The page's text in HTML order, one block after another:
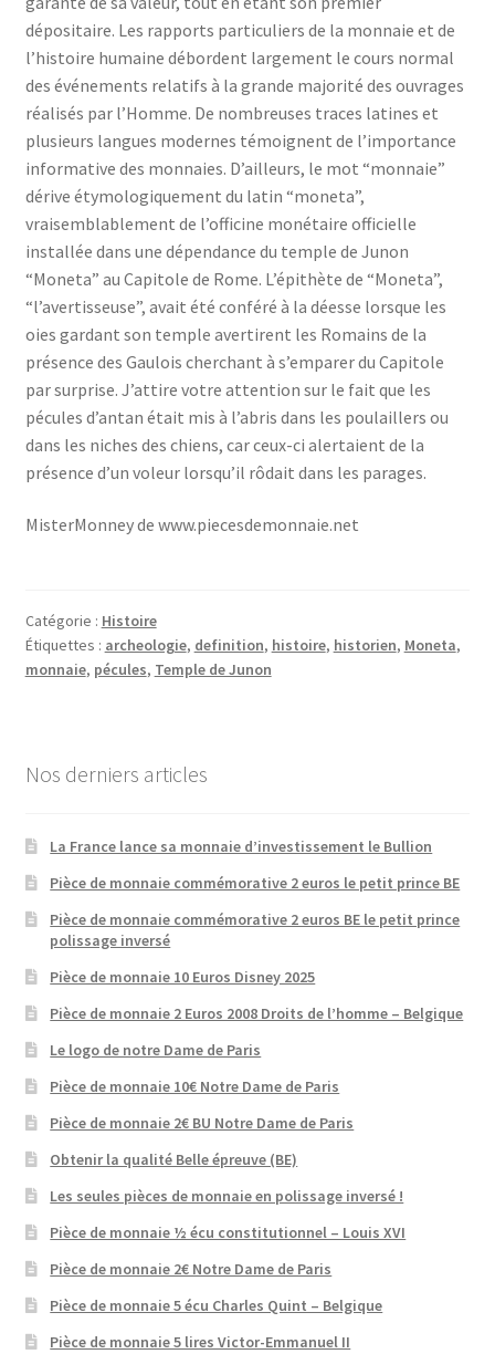
dépositaire. Les rapports particuliers de la monnaie et de
l’histoire humaine débordent largement le cours normal
des événements relatifs à la grande majorité des ouvrages
réalisés par l’Homme. De nombreuses traces latines et
plusieurs langues modernes témoignent de l’importance
informative des monnaies. D’ailleurs, le mot “monnaie”
dérive étymologiquement du latin “moneta”,
vraisemblablement de l’officine monétaire officielle
installée dans une dépendance du temple de Junon
“Moneta” au Capitole de Rome. L’épithète de “Moneta”,
“l’avertisseuse”, avait été conféré à la déesse lorsque les
oies gardant son temple avertirent les Romains de la
présence des Gaulois cherchant à s’emparer du Capitole
par surprise. J’attire votre attention sur le fait que les
pécules d’antan était mis à l’abris dans les poulaillers ou
dans les niches des chiens, car ceux-ci alertaient de la
présence d’un voleur lorsqu’il rôdait dans les parages.
MisterMonney de www.piecesdemonnaie.net
Catégorie : Histoire
Étiquettes : archeologie, definition, histoire, historien, Moneta,
monnaie, pécules, Temple de Junon
Nos derniers articles
La France lance sa monnaie d’investissement le Bullion
Pièce de monnaie commémorative 2 euros le petit prince BE
Pièce de monnaie commémorative 2 euros BE le petit prince
polissage inversé
Pièce de monnaie 10 Euros Disney 2025
Pièce de monnaie 2 Euros 2008 Droits de l’homme – Belgique
Le logo de notre Dame de Paris
Pièce de monnaie 10€ Notre Dame de Paris
Pièce de monnaie 2€ BU Notre Dame de Paris
Obtenir la qualité Belle épreuve (BE)
Les seules pièces de monnaie en polissage inversé !
Pièce de monnaie ½ écu constitutionnel – Louis XVI
Pièce de monnaie 2€ Notre Dame de Paris
Pièce de monnaie 5 écu Charles Quint – Belgique
Pièce de monnaie 5 lires Victor-Emmanuel II